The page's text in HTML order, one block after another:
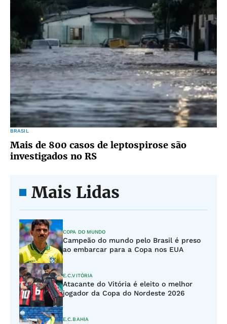
BRASIL
Mais de 800 casos de leptospirose são
investigados no RS
Mais Lidas
COPA DO MUNDO
Campeão do mundo pelo Brasil é preso
ao embarcar para a Copa nos EUA
E.C.VITÓRIA
Atacante do Vitória é eleito o melhor
jogador da Copa do Nordeste 2026
E.C.BAHIA